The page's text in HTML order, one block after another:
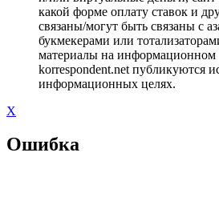
какой форме оплату ставок и
связаны/могут быть связаны с
букмекерами или
материалы на информационном
korrespondent.net публикуются
информационных целях.
X
Ошибка